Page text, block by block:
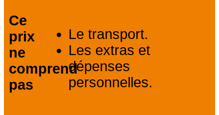
Ce
prix
ne
comprend
pas
Le transport.
Les extras et
dépenses
personnelles.